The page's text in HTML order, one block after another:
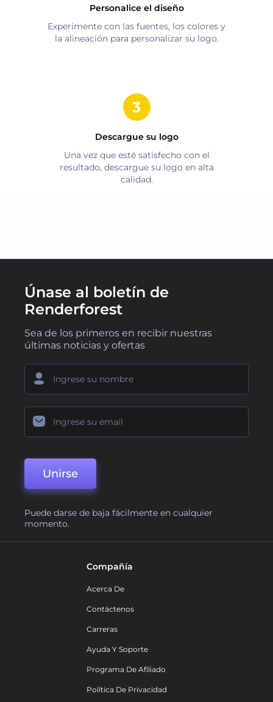
Personalice el diseño
Experimente con las fuentes, los colores y
la alineación para personalizar su logo.
Descargue su logo
Una vez que esté satisfecho con el
resultado, descargue su logo en alta
calidad.
Únase al boletín de
Renderforest
Sea de los primeros en recibir nuestras
últimas noticias y ofertas
Unirse
Puede darse de baja fácilmente en cualquier
momento.
Compañía
Acerca De
Contáctenos
Carreras
Ayuda Y Soporte
Programa De Afiliado
Política De Privacidad